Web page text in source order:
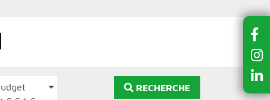
RECHERCHE